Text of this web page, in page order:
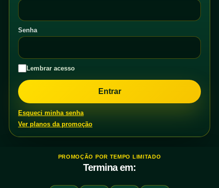
Senha
Lembrar acesso
Esqueci minha senha
Ver planos da promoção
PROMOÇÃO POR TEMPO LIMITADO
Termina em: